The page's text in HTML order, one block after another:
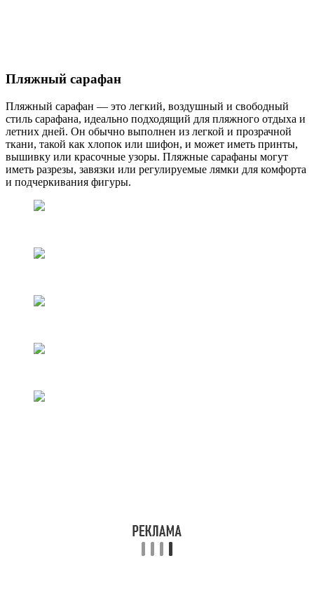
Пляжный сарафан
Пляжный сарафан — это легкий, воздушный и свободный
стиль сарафана, идеально подходящий для пляжного отдыха и
летних дней. Он обычно выполнен из легкой и прозрачной
ткани, такой как хлопок или шифон, и может иметь принты,
вышивку или красочные узоры. Пляжные сарафаны могут
иметь разрезы, завязки или регулируемые лямки для комфорта
и подчеркивания фигуры.